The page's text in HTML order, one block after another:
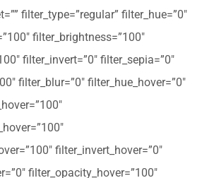
filter_type=”regular” filter_hue=”0″
filter_brightness=”100″
filter_invert=”0″ filter_sepia=”0″
filter_blur=”0″ filter_hue_hover=”0″
filter_invert_hover=”0″
filter_opacity_hover=”100″